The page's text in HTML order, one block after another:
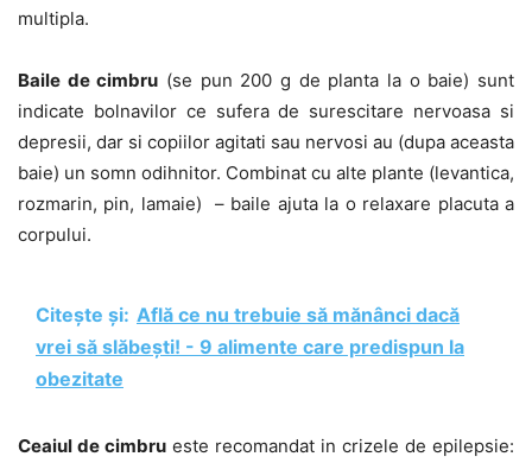
multipla.
Baile de cimbru (se pun 200 g de planta la o baie) sunt
indicate bolnavilor ce sufera de surescitare nervoasa si
depresii, dar si copiilor agitati sau nervosi au (dupa aceasta
baie) un somn odihnitor. Combinat cu alte plante (levantica,
rozmarin, pin, lamaie) – baile ajuta la o relaxare placuta a
corpului.
Citește și: Află ce nu trebuie să mănânci dacă
vrei să slăbești! - 9 alimente care predispun la
obezitate
Ceaiul de cimbru este recomandat in crizele de epilepsie: